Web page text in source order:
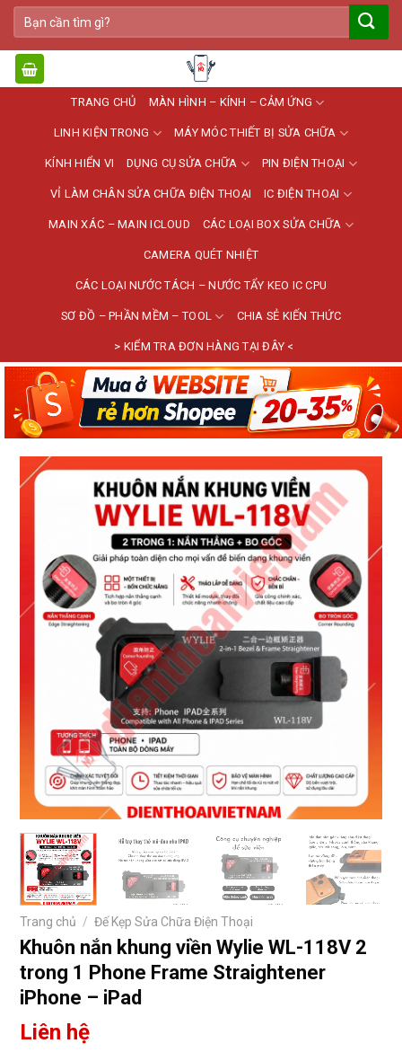
Bỏ
qua
nội
dung
Tìm
kiếm:
TRANG CHỦ MÀN HÌNH – KÍNH – CẢM ỨNG
LINH KIỆN TRONG MÁY MÓC THIẾT BỊ SỬA CHỮA
KÍNH HIỂN VI DỤNG CỤ SỬA CHỮA PIN ĐIỆN THOẠI
VỈ LÀM CHÂN SỬA CHỮA ĐIỆN THOẠI IC ĐIỆN THOẠI
MAIN XÁC – MAIN ICLOUD CÁC LOẠI BOX SỬA CHỮA
CAMERA QUÉT NHIỆT
CÁC LOẠI NƯỚC TÁCH – NƯỚC TẨY KEO IC CPU
SƠ ĐỒ – PHẦN MỀM – TOOL CHIA SẺ KIẾN THỨC
> KIỂM TRA ĐƠN HÀNG TẠI ĐÂY <
Trang chủ / Đế Kẹp Sửa Chữa Điện Thoại
Khuôn nắn khung viền Wylie WL-118V 2
trong 1 Phone Frame Straightener
iPhone – iPad
Liên hệ